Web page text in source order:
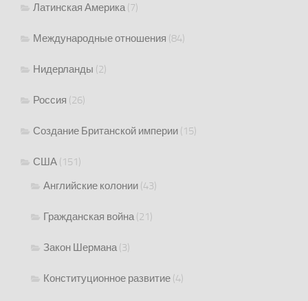
Латинская Америка (7)
Международные отношения (84)
Нидерланды (2)
Россия (26)
Создание Британской империи (15)
США (151)
Английские колонии (43)
Гражданская война (21)
Закон Шермана (3)
Конституционное развитие (4)